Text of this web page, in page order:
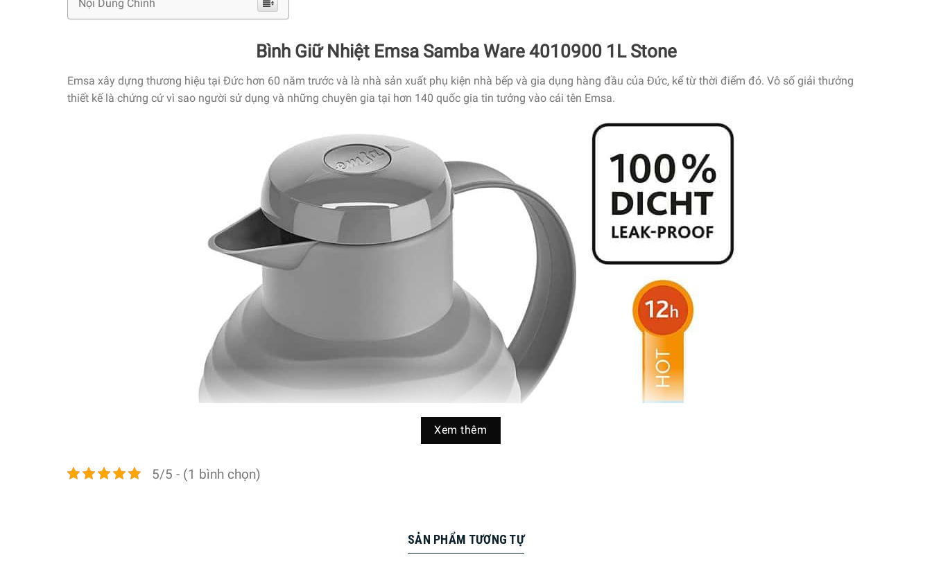
Nội Dung Chính
Bình Giữ Nhiệt Emsa Samba Ware 4010900 1L Stone
Emsa xây dựng thương hiệu tại Đức hơn 60 năm trước và là nhà sản xuất phụ kiện nhà bếp và gia dụng hàng đầu của Đức, kể từ thời điểm đó. Vô số giải thưởng
thiết kếlà chứng cứ vì sao người sử dụng và những chuyên gia tại hơn 140 quốc gia tin tưởng vào cái tên Emsa.
Xem thêm
5/5 - (1 bình chọn)
SẢN PHẨM TƯƠNG TỰ